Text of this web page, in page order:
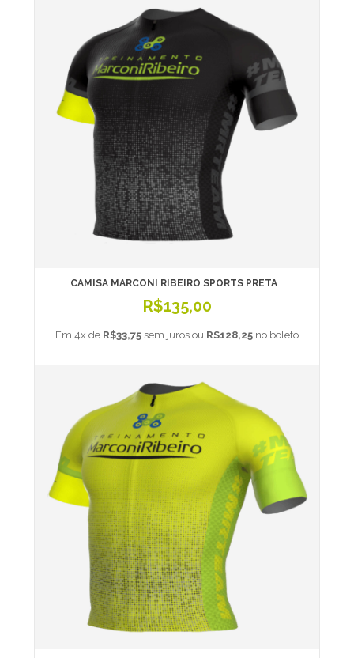
CAMISA MARCONI RIBEIRO SPORTS PRETA
R$135,00
Em 4x de R$33,75 sem juros ou R$128,25 no boleto